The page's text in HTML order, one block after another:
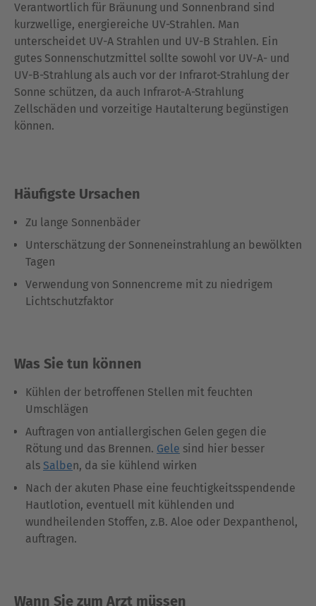
Verantwortlich für Bräunung und Sonnenbrand sind
kurzwellige, energiereiche UV-Strahlen. Man
unterscheidet UV-A Strahlen und UV-B Strahlen. Ein
gutes Sonnenschutzmittel sollte sowohl vor UV-A- und
UV-B-Strahlung als auch vor der Infrarot-Strahlung der
Sonne schützen, da auch Infrarot-A-Strahlung
Zellschäden und vorzeitige Hautalterung begünstigen
können.
Häufigste Ursachen
Zu lange Sonnenbäder
Unterschätzung der Sonneneinstrahlung an bewölkten
Tagen
Verwendung von Sonnencreme mit zu niedrigem
Lichtschutzfaktor
Was Sie tun können
Kühlen der betroffenen Stellen mit feuchten
Umschlägen
Auftragen von antiallergischen Gelen gegen die
Rötung und das Brennen. Gele sind hier besser
als Salben, da sie kühlend wirken
Nach der akuten Phase eine feuchtigkeitsspendende
Hautlotion, eventuell mit kühlenden und
wundheilenden Stoffen, z.B. Aloe oder Dexpanthenol,
auftragen.
Wann Sie zum Arzt müssen